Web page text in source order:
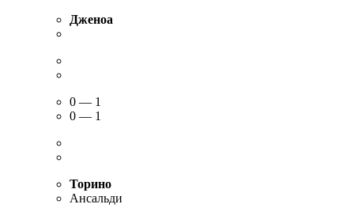
Дженоа
0 — 1
0 — 1
Торино
Ансальди